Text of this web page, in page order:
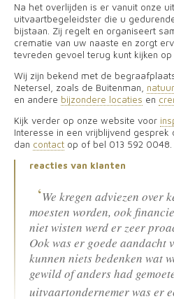
Na het overlijden is er vanuit onze
uitvaartbegeleidster die u
bijstaan. Zij regelt en organiseert
crematie van uw naaste en zorgt
tevreden gevoel terug kunt kijken
Wij zijn bekend met de
Netersel, zoals de Buitenman,
en andere bijzondere locaties en
Kijk verder op onze website voor
Interesse in een vrijblijvend
dan contact op of bel 013 592 0048.
reacties van klanten
We kregen adviezen over
moesten worden, ook
niet wisten werd er zeer
Ook was er goede aandacht
kunnen niets bedenken wat
gewild of anders had
uitvaartondernemer was er